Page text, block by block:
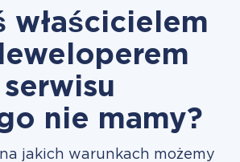
właścicielem
serwisu
nie mamy?
jakich warunkach możemy